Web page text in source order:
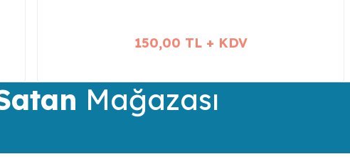
150,00 TL + KDV
Mağazası